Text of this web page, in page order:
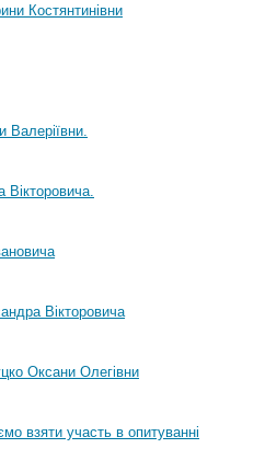
Костянтинівни
Валеріївни.
Вікторовича
Оксани Олегівни
взяти участь в опитуванні